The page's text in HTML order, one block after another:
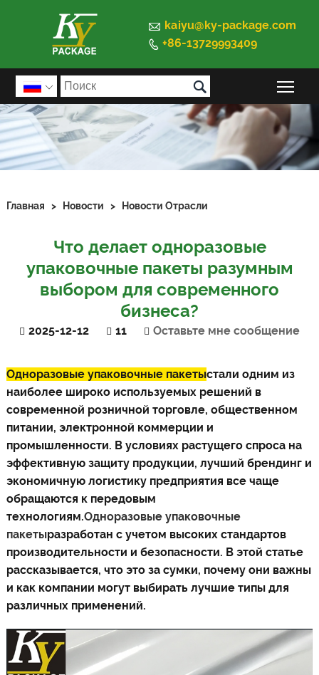
 kaiyu@ky-package.com
 +86-13729993409
 
Главная > Новости > Новости Отрасли
Что делает одноразовые
упаковочные пакеты разумным
выбором для современного
бизнеса?
2025-12-12 11 Оставьте мне сообщение
Одноразовые упаковочные пакетыстали одним из
наиболее широко используемых решений в
современной розничной торговле, общественном
питании, электронной коммерции и
промышленности. В условиях растущего спроса на
эффективную защиту продукции, лучший брендинг и
экономичную логистику предприятия все чаще
обращаются к передовым
технологиям.Одноразовые упаковочные
пакетыразработан с учетом высоких стандартов
производительности и безопасности. В этой статье
рассказывается, что это за сумки, почему они важны
и как компании могут выбирать лучшие типы для
различных применений.